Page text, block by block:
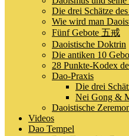
Die drei Schätze
Wie wird man
Fünf Gebote 五戒
Daoistische Doktrin
Die antiken 10
28 Punkte-Kodex
Dao-Praxis
Die drei
Nei Gong &
Daoistische
Videos
Dao Tempel